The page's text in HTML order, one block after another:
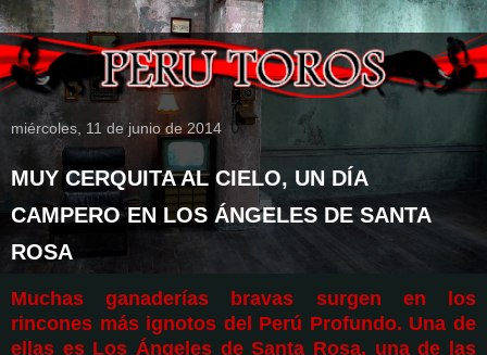
miércoles, 11 de junio de 2014
MUY CERQUITA AL CIELO, UN DÍA
CAMPERO EN LOS ÁNGELES DE SANTA
ROSA
Muchas ganaderías bravas surgen en los
rincones más ignotos del Perú Profundo. Una de
ellas es Los Ángeles de Santa Rosa, una de las